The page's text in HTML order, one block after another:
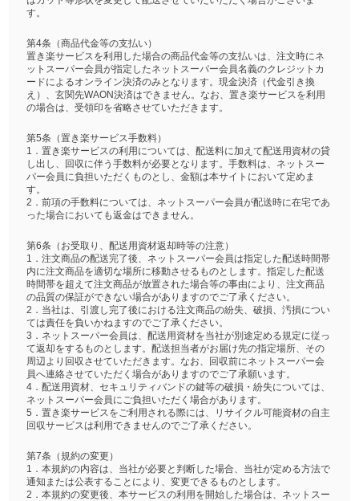
す。
第4条（商品代金等の支払い）
置き楽サービスを利用した場合の商品代金等の支払いは、注文時にネ
ットスーパー会員が指定したネットスーパー会員名義のクレジットカ
ードによるオンライン決済のみとなります。現金決済（代金引き換
え）、玄関先WAON決済はできません。なお、置き楽サービスを利用
の場合は、受領印を省略させていただきます。
第5条（置き楽サービス手数料）
1．置き楽サービスの利用については、配送料に加えて配送用資材の貸
し出し、回収に伴う手数料が必要となります。手数料は、ネットスー
パー会員に負担いただくものとし、金額は本サイトにおいて定めま
す。
2．前項の手数料については、ネットスーパー会員が配送時に在宅であ
った場合においても返金はできません。
第6条（お受取り、配送用資材返却時等の注意）
1．注文商品の配送完了後、ネットスーパー会員は指定した配送時間帯
内に注文商品を適切な場所に移動させるものとします。指定した配送
時間帯を超えて注文商品が放置された場合等の事由により、注文商品
の品質の保証ができない場合がありますのでご了承ください。
2．当社は、引渡し完了後における注文商品の紛失、破損、汚損につい
ては責任を負いかねますのでご了承ください。
3．ネットスーパー会員は、配送用資材を当社が別途定める規定に従っ
て返却をするものとします。配送担当者がお届け先の指定場所、その
周辺より回収させていただきます。なお、回収前にネットスーパー会
員へ連絡させていただく場合がありますのでご了承願います。
4．配送用資材、セキュリティバンドの鍵等の破損・紛失については、
ネットスーパー会員にご負担いただく場合があります。
5．置き楽サービスをご利用される際には、リサイクル可能資材の自主
回収サービスは利用できませんのでご了承ください。
第7条（規約の変更）
1．本規約の内容は、当社が必要と判断した場合、当社が定める方法で
通知または公表することにより、変更できるものとします。
2．本規約の変更後、本サービスの利用を開始した場合は、ネットスー